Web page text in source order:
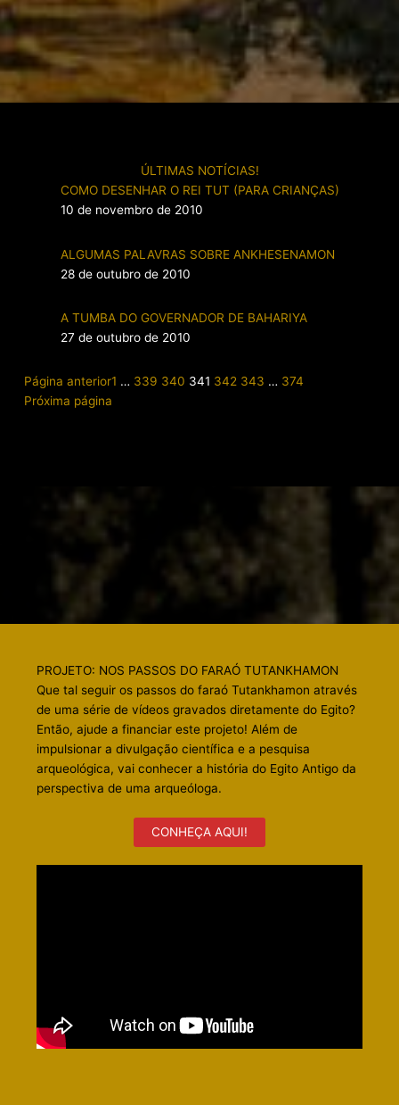
ÚLTIMAS NOTÍCIAS!
COMO DESENHAR O REI TUT (PARA CRIANÇAS)
10 de novembro de 2010
ALGUMAS PALAVRAS SOBRE ANKHESENAMON
28 de outubro de 2010
A TUMBA DO GOVERNADOR DE BAHARIYA
27 de outubro de 2010
Página anterior1 … 339 340 341 342 343 … 374
Próxima página
PROJETO: NOS PASSOS DO FARAÓ TUTANKHAMON
Que tal seguir os passos do faraó Tutankhamon através
de uma série de vídeos gravados diretamente do Egito?
Então, ajude a financiar este projeto! Além de
impulsionar a divulgação científica e a pesquisa
arqueológica, vai conhecer a história do Egito Antigo da
perspectiva de uma arqueóloga.
CONHEÇA AQUI!